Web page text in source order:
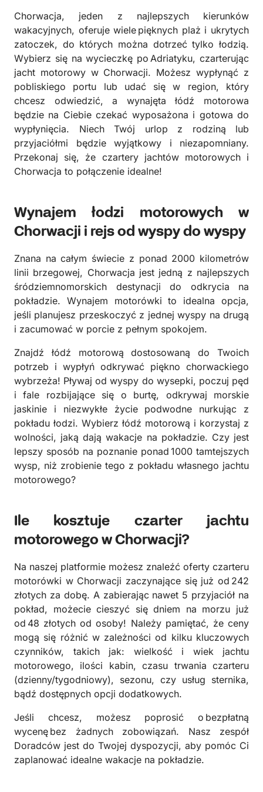
Chorwacja, jeden z najlepszych kierunków
wakacyjnych, oferuje wiele pięknych plaż i ukrytych
zatoczek, do których można dotrzeć tylko łodzią.
Wybierz się na wycieczkę po Adriatyku, czarterując
jacht motorowy w Chorwacji. Możesz wypłynąć z
pobliskiego portu lub udać się w region, który
chcesz odwiedzić, a wynajęta łódź motorowa
będzie na Ciebie czekać wyposażona i gotowa do
wypłynięcia. Niech Twój urlop z rodziną lub
przyjaciółmi będzie wyjątkowy i niezapomniany.
Przekonaj się, że czartery jachtów motorowych i
Chorwacja to połączenie idealne!
Wynajem łodzi motorowych w
Chorwacji i rejs od wyspy do wyspy
Znana na całym świecie z ponad 2000 kilometrów
linii brzegowej, Chorwacja jest jedną z najlepszych
śródziemnomorskich destynacji do odkrycia na
pokładzie. Wynajem motorówki to idealna opcja,
jeśli planujesz przeskoczyć z jednej wyspy na drugą
i zacumować w porcie z pełnym spokojem.
Znajdź łódź motorową dostosowaną do Twoich
potrzeb i wypłyń odkrywać piękno chorwackiego
wybrzeża! Pływaj od wyspy do wysepki, poczuj pęd
i fale rozbijające się o burtę, odkrywaj morskie
jaskinie i niezwykłe życie podwodne nurkując z
pokładu łodzi. Wybierz łódź motorową i korzystaj z
wolności, jaką dają wakacje na pokładzie. Czy jest
lepszy sposób na poznanie ponad 1000 tamtejszych
wysp, niż zrobienie tego z pokładu własnego jachtu
motorowego?
Ile kosztuje czarter jachtu
motorowego w Chorwacji?
Na naszej platformie możesz znaleźć oferty czarteru
motorówki w Chorwacji zaczynające się już od 242
złotych za dobę. A zabierając nawet 5 przyjaciół na
pokład, możecie cieszyć się dniem na morzu już
od 48 złotych od osoby! Należy pamiętać, że ceny
mogą się różnić w zależności od kilku kluczowych
czynników, takich jak: wielkość i wiek jachtu
motorowego, ilości kabin, czasu trwania czarteru
(dzienny/tygodniowy), sezonu, czy usług sternika,
bądź dostępnych opcji dodatkowych.
Jeśli chcesz, możesz poprosić o bezpłatną
wycenę bez żadnych zobowiązań. Nasz zespół
Doradców jest do Twojej dyspozycji, aby pomóc Ci
zaplanować idealne wakacje na pokładzie.